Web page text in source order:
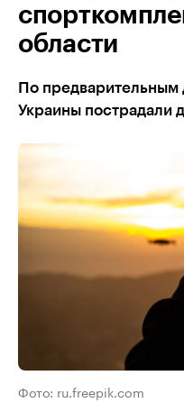
области
По предварительным
Украины пострадали
Фото: ru.freepik.com